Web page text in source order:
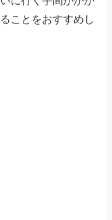
ことをおすすめし